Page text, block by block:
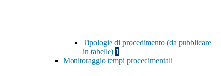
Tipologie di procedimento (da pubblicare
in tabelle) 1
Monitoraggio tempi procedimentali